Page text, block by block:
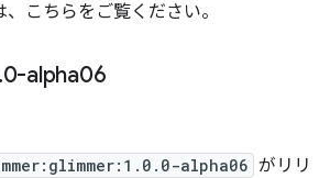
、こちらをご覧ください。
0-alpha06
alpha06 がリリ